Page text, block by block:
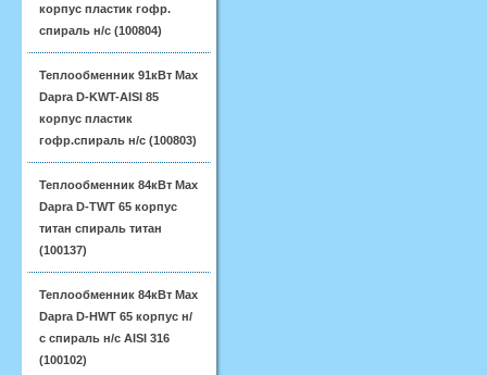
корпус пластик гофр.
спираль н/с (100804)
Теплообменник 91кВт Max
Dapra D-KWT-AISI 85
корпус пластик
гофр.спираль н/с (100803)
Теплообменник 84кВт Max
Dapra D-TWT 65 корпус
титан спираль титан
(100137)
Теплообменник 84кВт Max
Dapra D-HWT 65 корпус н/
с спираль н/с AISI 316
(100102)